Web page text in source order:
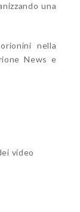
una
nella
News e
video